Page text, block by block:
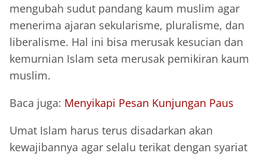
mengubah sudut pandang kaum muslim agar
menerima ajaran sekularisme, pluralisme, dan
liberalisme. Hal ini bisa merusak kesucian dan
kemurnian Islam seta merusak pemikiran kaum
muslim.
Baca juga: Menyikapi Pesan Kunjungan Paus
Umat Islam harus terus disadarkan akan
kewajibannya agar selalu terikat dengan syariat